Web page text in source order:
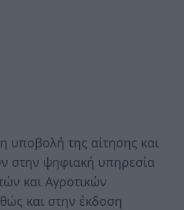
υποβολή της αίτησης και
στην ψηφιακή υπηρεσία
και Αγροτικών
και στην έκδοση